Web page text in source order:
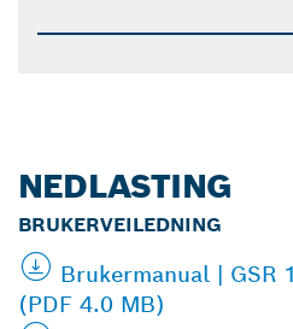
NEDLASTING
BRUKERVEILEDNING
Brukermanual | GSR
(PDF 4.0 MB)